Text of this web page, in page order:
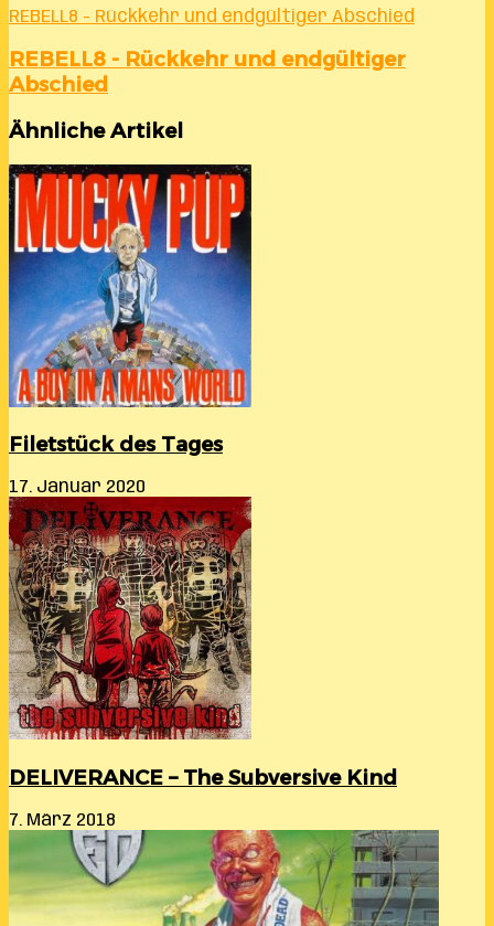
REBELL8 - Rückkehr und endgültiger Abschied
REBELL8 - Rückkehr und endgültiger
Abschied
Ähnliche Artikel
Filetstück des Tages
17. Januar 2020
DELIVERANCE – The Subversive Kind
7. März 2018